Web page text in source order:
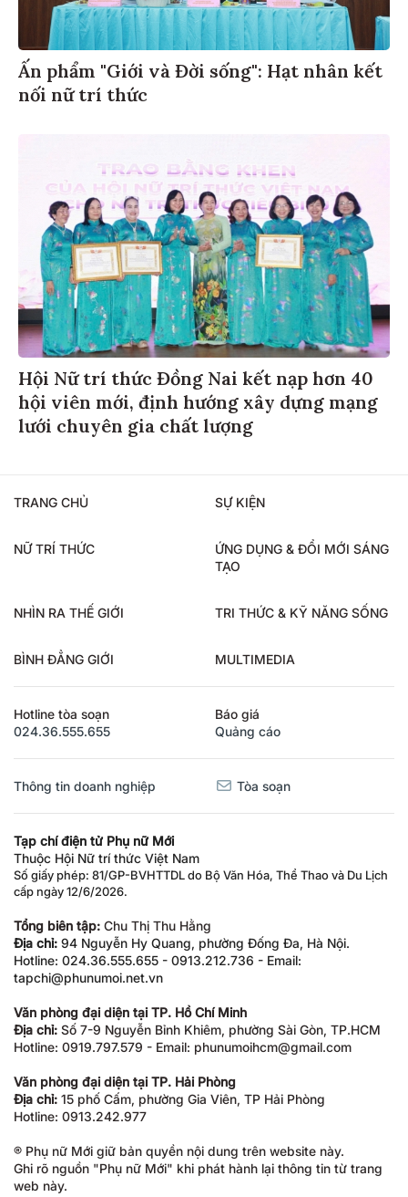
Ấn phẩm "Giới và Đời sống": Hạt nhân kết
nối nữ trí thức
Hội Nữ trí thức Đồng Nai kết nạp hơn 40
hội viên mới, định hướng xây dựng mạng
lưới chuyên gia chất lượng
TRANG CHỦ SỰ KIỆN
NỮ TRÍ THỨC
ỨNG DỤNG & ĐỔI MỚI SÁNG
TẠO
NHÌN RA THẾ GIỚI TRI THỨC & KỸ NĂNG SỐNG
BÌNH ĐẲNG GIỚI MULTIMEDIA
Hotline tòa soạn
024.36.555.655
Báo giá
Quảng cáo
Thông tin doanh nghiệp Tòa soạn
Tạp chí điện tử Phụ nữ Mới
Thuộc Hội Nữ trí thức Việt Nam
Số giấy phép: 81/GP-BVHTTDL do Bộ Văn Hóa, Thể Thao và Du Lịch
cấp ngày 12/6/2026.
Tổng biên tập: Chu Thị Thu Hằng
Địa chỉ: 94 Nguyễn Hy Quang, phường Đống Đa, Hà Nội.
Hotline: 024.36.555.655 - 0913.212.736 - Email:
tapchi@phunumoi.net.vn
Văn phòng đại diện tại TP. Hồ Chí Minh
Địa chỉ: Số 7-9 Nguyễn Bỉnh Khiêm, phường Sài Gòn, TP.HCM
Hotline: 0919.797.579 - Email: phunumoihcm@gmail.com
Văn phòng đại diện tại TP. Hải Phòng
Địa chỉ: 15 phố Cấm, phường Gia Viên, TP Hải Phòng
Hotline: 0913.242.977
® Phụ nữ Mới giữ bản quyền nội dung trên website này.
Ghi rõ nguồn "Phụ nữ Mới" khi phát hành lại thông tin từ trang
web này.